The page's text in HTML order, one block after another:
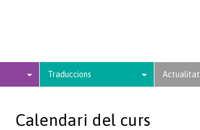
Traduccions Actualitat
Calendari del curs